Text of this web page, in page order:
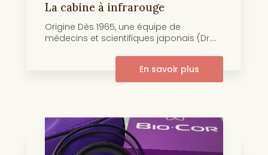
La cabine à infrarouge
Origine Dès 1965, une équipe de
médecins et scientifiques japonais (Dr....
En savoir plus